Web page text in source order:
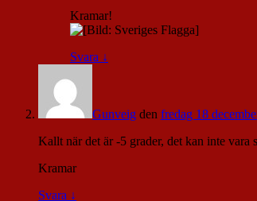
Kramar!
Svara ↓
Gunveig den fredag 18
Kallt när det är -5 grader, det kan inte vara
Kramar
Svara ↓